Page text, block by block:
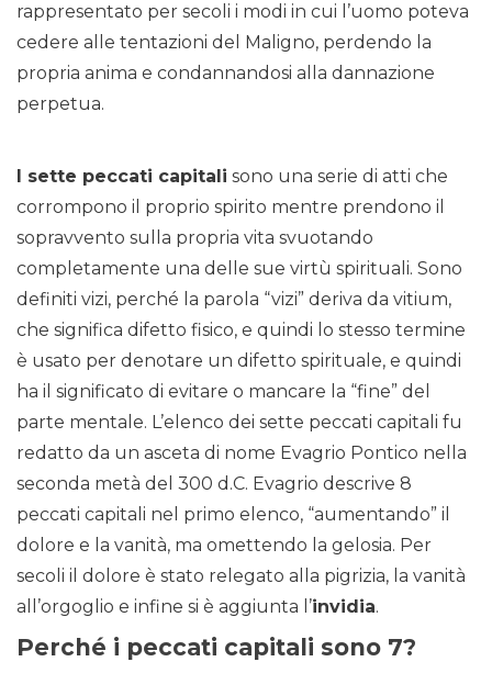
rappresentato per secoli i modi in cui l’uomo poteva
cedere alle tentazioni del Maligno, perdendo la
propria anima e condannandosi alla dannazione
perpetua.
I sette peccati capitali sono una serie di atti che
corrompono il proprio spirito mentre prendono il
sopravvento sulla propria vita svuotando
completamente una delle sue virtù spirituali. Sono
definiti vizi, perché la parola “vizi” deriva da vitium,
che significa difetto fisico, e quindi lo stesso termine
è usato per denotare un difetto spirituale, e quindi
ha il significato di evitare o mancare la “fine” del
parte mentale. L’elenco dei sette peccati capitali fu
redatto da un asceta di nome Evagrio Pontico nella
seconda metà del 300 d.C. Evagrio descrive 8
peccati capitali nel primo elenco, “aumentando” il
dolore e la vanità, ma omettendo la gelosia. Per
secoli il dolore è stato relegato alla pigrizia, la vanità
all’orgoglio e infine si è aggiunta l’invidia.
Perché i peccati capitali sono 7?